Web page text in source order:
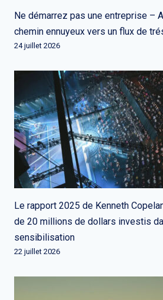
Ne démarrez pas une entreprise –
chemin ennuyeux vers un flux de
24 juillet 2026
Le rapport 2025 de Kenneth
de 20 millions de dollars investis
sensibilisation
22 juillet 2026